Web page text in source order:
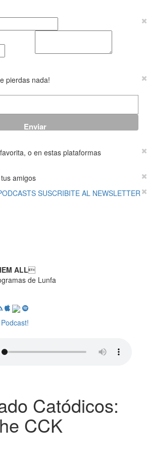
pierdas nada!
o en estas plataformas
amigos
SUSCRIBITE AL NEWSLETTER
ALL
de Lunfa
Catódicos:
CCK